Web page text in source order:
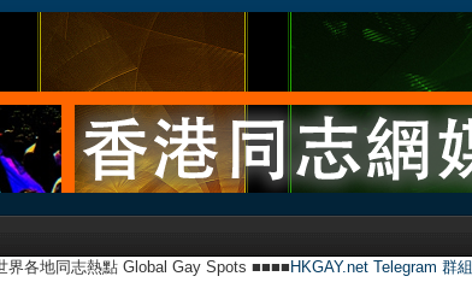
界各地同志熱點 Global Gay Spots ■■■■HKGAY.net Telegram 群組